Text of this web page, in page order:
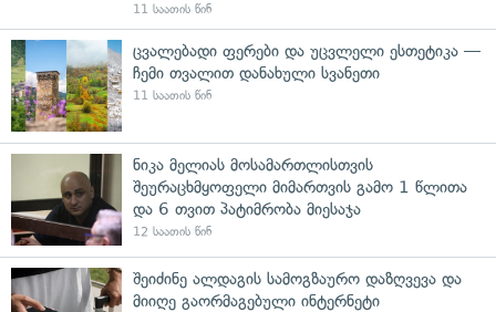
11 საათის წინ
ცვალებადი ფერები და უცვლელი ესთეტიკა —
ჩემი თვალით დანახული სვანეთი
11 საათის წინ
ნიკა მელიას მოსამართლისთვის
შეურაცხმყოფელი მიმართვის გამო 1 წლითა
და 6 თვით პატიმრობა მიესაჯა
12 საათის წინ
შეიძინე ალდაგის სამოგზაურო დაზღვევა და
მიიღე გაორმაგებული ინტერნეტი